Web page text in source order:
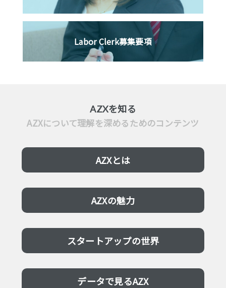
Labor Clerk募集要項
AZXを知る
AZXについて理解を深めるためのコンテンツ
AZXとは
AZXの魅力
スタートアップの世界
データで見るAZX